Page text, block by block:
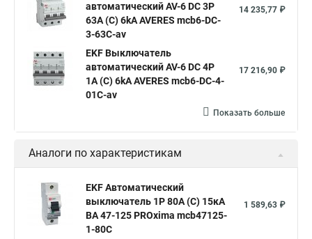
автоматический AV-6 DC 3P
63A (C) 6kA AVERES mcb6-DC-
3-63C-av
14 235,77 ₽
EKF Выключатель
автоматический AV-6 DC 4P
1A (C) 6kA AVERES mcb6-DC-4-
01C-av
17 216,90 ₽
Показать больше
Аналоги по характеристикам
EKF Автоматический
выключатель 1P 80А (C) 15кА
ВА 47-125 PROxima mcb47125-
1-80C
1 589,63 ₽